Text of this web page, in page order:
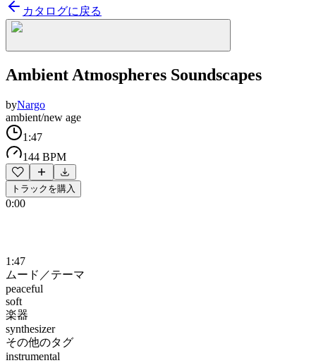
カタログに戻る
Ambient Atmospheres Soundscapes
byNargo
ambient/new age
1:47
144 BPM
トラックを購入
0:00
1:47
ムード／テーマ
peaceful
soft
楽器
synthesizer
その他のタグ
instrumental